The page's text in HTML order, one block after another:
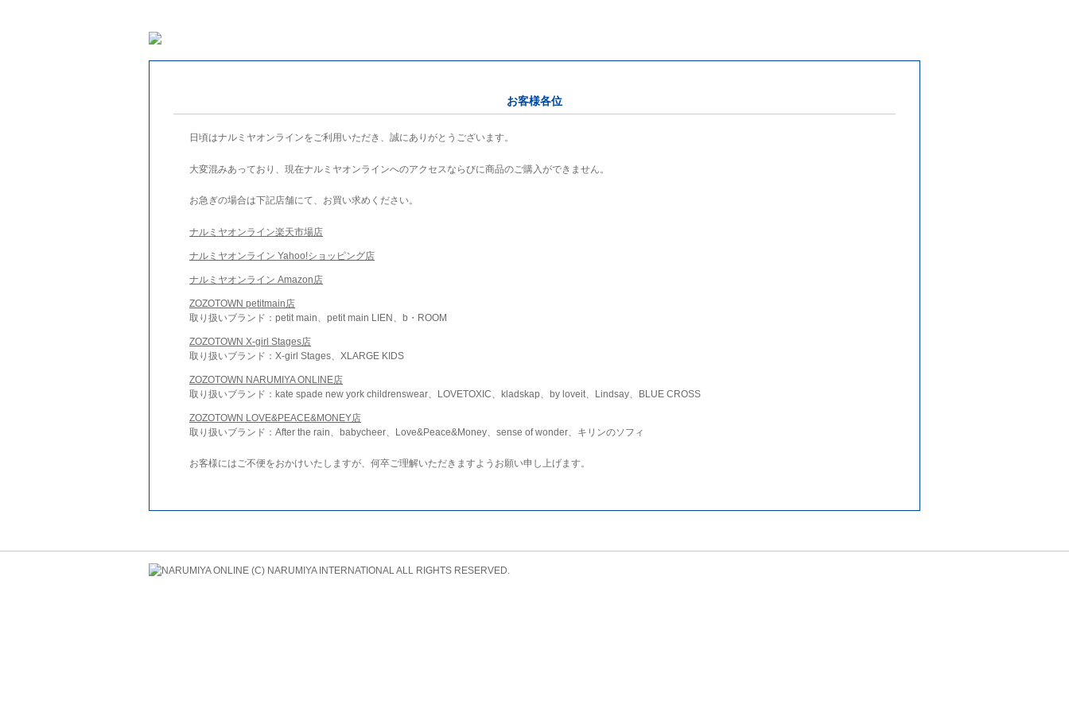
お客様各位
日頃はナルミヤオンラインをご利用いただき、誠にありがとうございます。
大変混みあっており、現在ナルミヤオンラインへのアクセスならびに商品のご購入ができません。
お急ぎの場合は下記店舗にて、お買い求めください。
ナルミヤオンライン楽天市場店
ナルミヤオンライン Yahoo!ショッピング店
ナルミヤオンライン Amazon店
ZOZOTOWN petitmain店
取り扱いブランド：petit main、petit main LIEN、b・ROOM
ZOZOTOWN X-girl Stages店
取り扱いブランド：X-girl Stages、XLARGE KIDS
ZOZOTOWN NARUMIYA ONLINE店
取り扱いブランド：kate spade new york childrenswear、LOVETOXIC、kladskap、by loveit、Lindsay、BLUE CROSS
ZOZOTOWN LOVE&PEACE&MONEY店
取り扱いブランド：After the rain、babycheer、Love&Peace&Money、sense of wonder、キリンのソフィ
お客様にはご不便をおかけいたしますが、何卒ご理解いただきますようお願い申し上げます。